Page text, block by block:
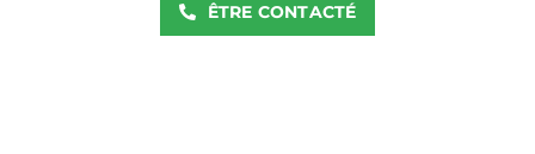
ÊTRE CONTACTÉ